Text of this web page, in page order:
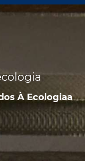
À Ecologiaa